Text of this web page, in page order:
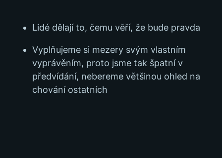
Lidé dělají to, čemu věří, že bude pravda
Vyplňujeme si mezery svým vlastním
vyprávěním, proto jsme tak špatní v
předvídání, nebereme většinou ohled na
chování ostatních